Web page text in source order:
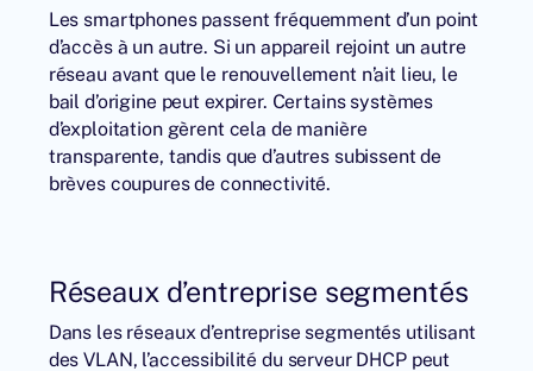
Les smartphones passent fréquemment d’un point
d’accès à un autre. Si un appareil rejoint un autre
réseau avant que le renouvellement n’ait lieu, le
bail d’origine peut expirer. Certains systèmes
d’exploitation gèrent cela de manière
transparente, tandis que d’autres subissent de
brèves coupures de connectivité.
Réseaux d’entreprise segmentés
Dans les réseaux d’entreprise segmentés utilisant
des VLAN, l’accessibilité du serveur DHCP peut